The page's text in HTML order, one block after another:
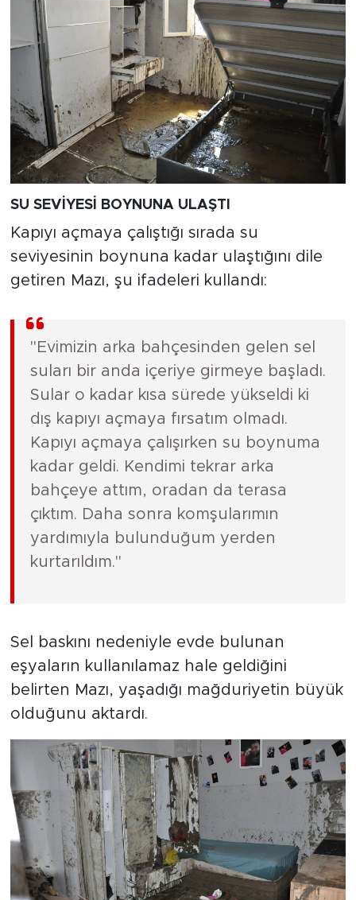
SU SEVİYESİ BOYNUNA ULAŞTI
Kapıyı açmaya çalıştığı sırada su
seviyesinin boynuna kadar ulaştığını dile
getiren Mazı, şu ifadeleri kullandı:
"Evimizin arka bahçesinden gelen sel
suları bir anda içeriye girmeye başladı.
Sular o kadar kısa sürede yükseldi ki
dış kapıyı açmaya fırsatım olmadı.
Kapıyı açmaya çalışırken su boynuma
kadar geldi. Kendimi tekrar arka
bahçeye attım, oradan da terasa
çıktım. Daha sonra komşularımın
yardımıyla bulunduğum yerden
kurtarıldım."
Sel baskını nedeniyle evde bulunan
eşyaların kullanılamaz hale geldiğini
belirten Mazı, yaşadığı mağduriyetin büyük
olduğunu aktardı.